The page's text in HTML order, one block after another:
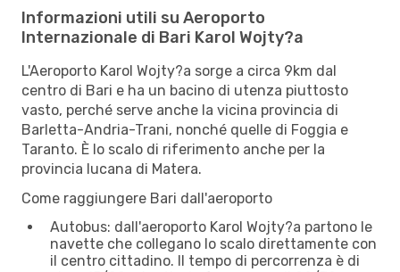
Informazioni utili su Aeroporto
Internazionale di Bari Karol Wojty?a
L'Aeroporto Karol Wojty?a sorge a circa 9km dal
centro di Bari e ha un bacino di utenza piuttosto
vasto, perché serve anche la vicina provincia di
Barletta-Andria-Trani, nonché quelle di Foggia e
Taranto. È lo scalo di riferimento anche per la
provincia lucana di Matera.
Come raggiungere Bari dall'aeroporto
Autobus: dall'aeroporto Karol Wojty?a partono le
navette che collegano lo scalo direttamente con
il centro cittadino. Il tempo di percorrenza è di